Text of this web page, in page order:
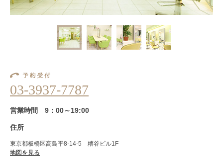
03-3937-7787
営業時間 9：00～19:00
住所
東京都板橋区高島平8-14-5 糟谷ビル1F
地図を見る